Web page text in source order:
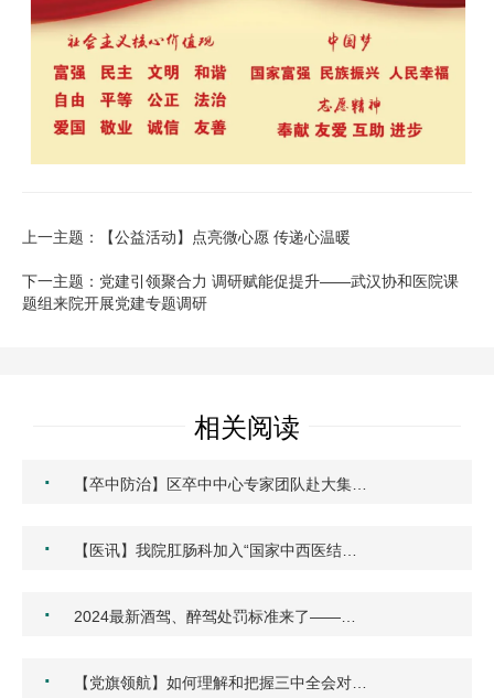
上一主题：【公益活动】点亮微心愿 传递心温暖
下一主题：党建引领聚合力 调研赋能促提升——武汉协和医院课
题组来院开展党建专题调研
相关阅读
· 【卒中防治】区卒中中心专家团队赴大集…
· 【医讯】我院肛肠科加入“国家中西医结…
· 2024最新酒驾、醉驾处罚标准来了——…
· 【党旗领航】如何理解和把握三中全会对…